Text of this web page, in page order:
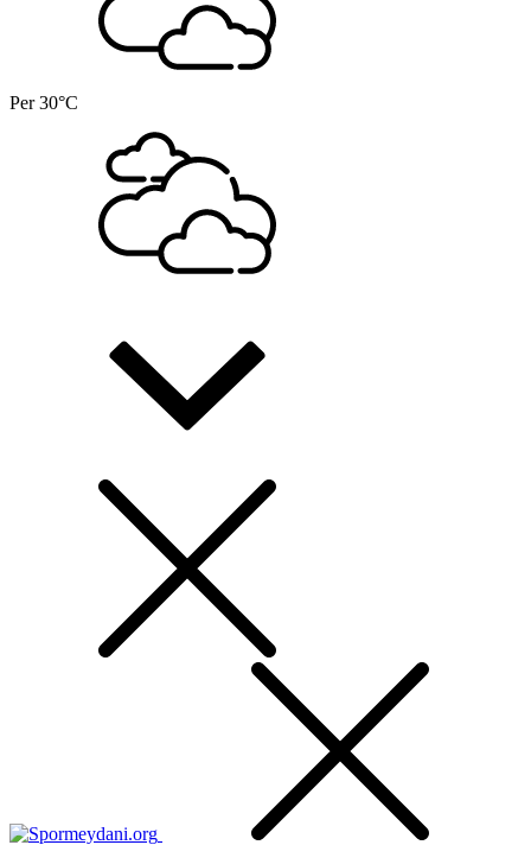
Per 30°C